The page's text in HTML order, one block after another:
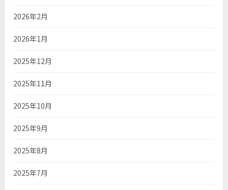
2026年2月
2026年1月
2025年12月
2025年11月
2025年10月
2025年9月
2025年8月
2025年7月